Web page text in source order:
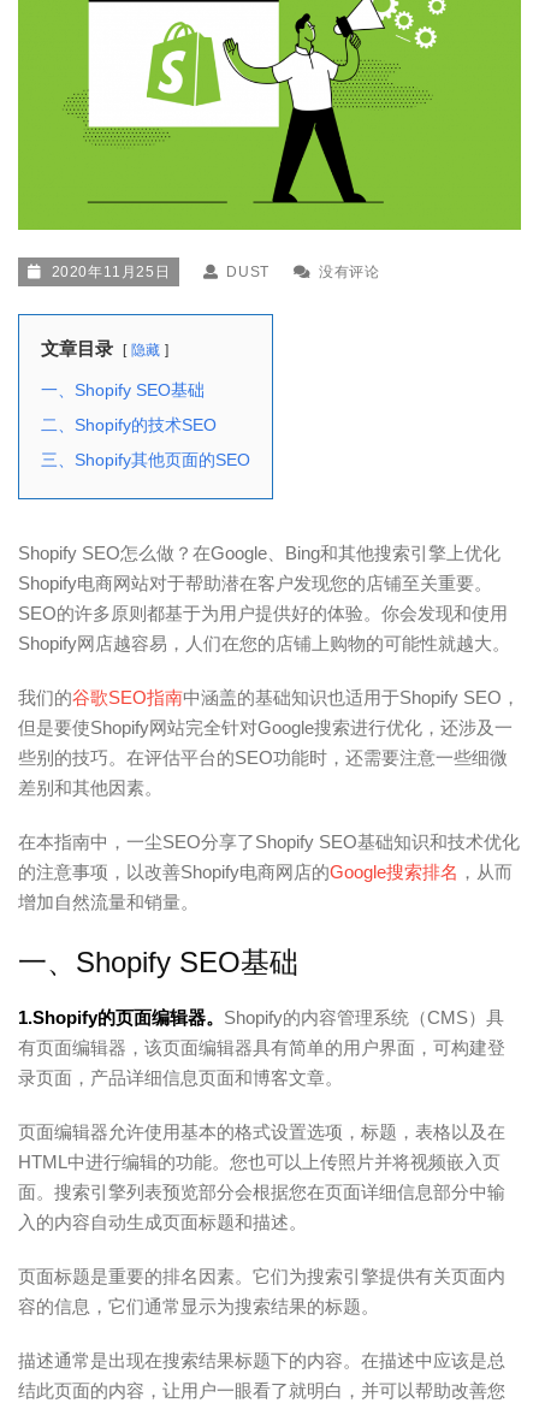
2020年11月25日 DUST 没有评论
文章目录 隐藏
一、Shopify SEO基础
二、Shopify的技术SEO
三、Shopify其他页面的SEO
Shopify SEO怎么做？在Google、Bing和其他搜索引擎上优化
Shopify电商网站对于帮助潜在客户发现您的店铺至关重要。
SEO的许多原则都基于为用户提供好的体验。你会发现和使用
Shopify网店越容易，人们在您的店铺上购物的可能性就越大。
我们的谷歌SEO指南中涵盖的基础知识也适用于Shopify SEO，
但是要使Shopify网站完全针对Google搜索进行优化，还涉及一
些别的技巧。在评估平台的SEO功能时，还需要注意一些细微
差别和其他因素。
在本指南中，一尘SEO分享了Shopify SEO基础知识和技术优化
的注意事项，以改善Shopify电商网店的Google搜索排名 ，从而
增加自然流量和销量。
一、Shopify SEO基础
1.Shopify的页面编辑器。 Shopify的内容管理系统（CMS）具
有页面编辑器，该页面编辑器具有简单的用户界面，可构建登
录页面，产品详细信息页面和博客文章。
页面编辑器允许使用基本的格式设置选项，标题，表格以及在
HTML中进行编辑的功能。您也可以上传照片并将视频嵌入页
面。搜索引擎列表预览部分会根据您在页面详细信息部分中输
入的内容自动生成页面标题和描述。
页面标题是重要的排名因素。它们为搜索引擎提供有关页面内
容的信息，它们通常显示为搜索结果的标题。
描述通常是出现在搜索结果标题下的内容。在描述中应该是总
结此页面的内容，让用户一眼看了就明白，并可以帮助改善您